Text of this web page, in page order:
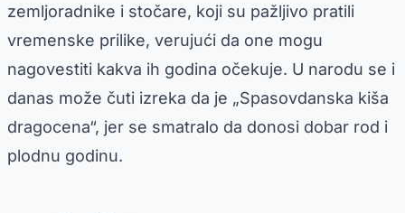
zemljoradnike i stočare, koji su pažljivo pratili
vremenske prilike, verujući da one mogu
nagovestiti kakva ih godina očekuje. U narodu se i
danas može čuti izreka da je „Spasovdanska kiša
dragocena“, jer se smatralo da donosi dobar rod i
plodnu godinu.